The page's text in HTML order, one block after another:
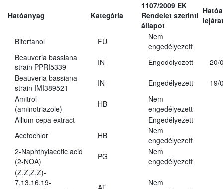
Hatóanyag Kategória
1107/2009 EK
Rendelet szerinti
állapot
Bitertanol FU
Nem
engedélyezett
Beauveria bassiana
strain PPRI5339
IN Engedélyezett
20/
Beauveria bassiana
strain IMI389521
IN Engedélyezett
19/
Amitrol
(aminotriazole)
HB
Nem
engedélyezett
Allium cepa extract
Engedélyezett
Acetochlor
HB
Nem
engedélyezett
2-Naphthylacetic acid
(2-NOA)
PG
Nem
engedélyezett
(Z,Z,Z,Z)-
7,13,16,19-
Nem